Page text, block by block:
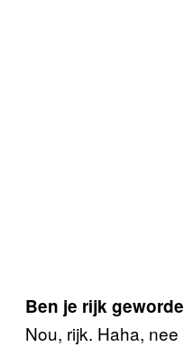
Ben je rijk
Nou, rijk. Haha,